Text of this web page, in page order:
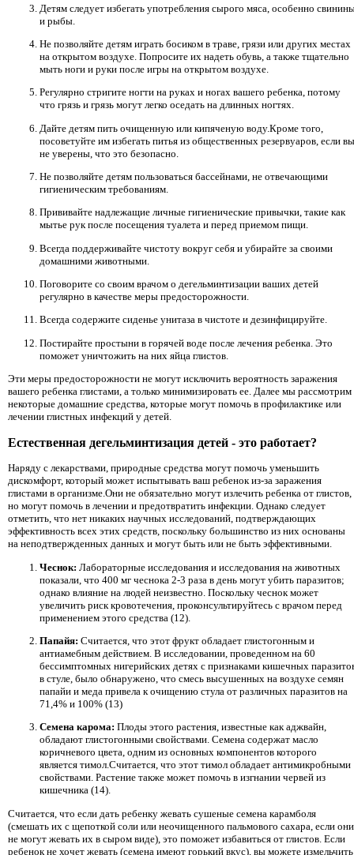
Детям следует избегать употребления сырого мяса, особенно
и рыбы.
Не позволяйте детям играть босиком в траве, грязи или других местах
на открытом воздухе. Попросите их надеть обувь, а также тщательно
мыть ноги и руки после игры на открытом воздухе.
Регулярно стригите ногти на руках и ногах вашего ребенка, потому
что грязь и грязь могут легко оседать на длинных ногтях.
Дайте детям пить очищенную или кипяченую воду.Кроме того,
посоветуйте им избегать питья из общественных резервуаров, если вы
не уверены, что это безопасно.
Не позволяйте детям пользоваться бассейнами, не отвечающими
гигиеническим требованиям.
Прививайте надлежащие личные гигиенические привычки, такие как
мытье рук после посещения туалета и перед приемом пищи.
Всегда поддерживайте чистоту вокруг себя и убирайте за своими
домашними животными.
Поговорите со своим врачом о дегельминтизации ваших детей
регулярно в качестве меры предосторожности.
Всегда содержите сиденье унитаза в чистоте и дезинфицируйте.
Постирайте простыни в горячей воде после лечения ребенка. Это
поможет уничтожить на них яйца глистов.
Эти меры предосторожности не могут исключить вероятность заражения
вашего ребенка глистами, а только минимизировать ее. Далее мы рассмотрим
некоторые домашние средства, которые могут помочь в профилактике или
лечении глистных инфекций у детей.
Естественная дегельминтизация детей - это работает?
Наряду с лекарствами, природные средства могут помочь уменьшить
дискомфорт, который может испытывать ваш ребенок из-за заражения
глистами в организме.Они не обязательно могут излечить ребенка от глистов,
но могут помочь в лечении и предотвратить инфекции. Однако следует
отметить, что нет никаких научных исследований, подтверждающих
эффективность всех этих средств, поскольку большинство из них основаны
на неподтвержденных данных и могут быть или не быть эффективными.
Чеснок: Лабораторные исследования и исследования на животных
показали, что 400 мг чеснока 2-3 раза в день могут убить паразитов;
однако влияние на людей неизвестно. Поскольку чеснок может
увеличить риск кровотечения, проконсультируйтесь с врачом перед
применением этого средства (12).
Папайя: Считается, что этот фрукт обладает глистогонным и
антиамебным действием. В исследовании, проведенном на 60
бессимптомных нигерийских детях с признаками кишечных
в стуле, было обнаружено, что смесь высушенных на воздухе семян
папайи и меда привела к очищению стула от различных паразитов на
71,4% и 100% (13)
Семена карома: Плоды этого растения, известные как аджвайн,
обладают глистогонными свойствами. Семена содержат масло
коричневого цвета, одним из основных компонентов которого
является тимол.Считается, что этот тимол обладает антимикробными
свойствами. Растение также может помочь в изгнании червей из
кишечника (14).
Считается, что если дать ребенку жевать сушеные семена карамболя
(смешать их с щепоткой соли или неочищенного пальмового сахара, если они
не могут жевать их в сыром виде), это поможет избавиться от глистов. Если
ребенок не хочет жевать (семена имеют горький вкус), вы можете измельчить